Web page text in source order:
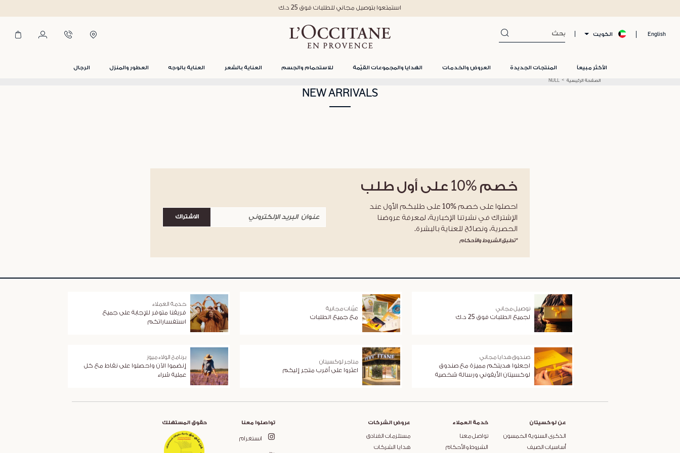
English الكويت
الأكثر مبيعاً المنتجات الجديدة العروض والخدمات الهدايا والمجموعات القيّمة للاستحمام والجسم العناية بالشعر العناية بالوجه العطور والمنزل الرجال
استمتعوا بتوصيل مجاني للطلبات فوق 25 د.ك
الصفحة الرئيسية NULL
NEW ARRIVALS
خصم %10 على أول طلب
احصلوا على خصم %10 على طلبكم الأول عند
الإشتراك في نشرتنا الإخبارية، لمعرفة عروضنا
الحصرية، ونصائح للعناية بالبشرة.
*تطبق الشروط والأحكام
الاشتراك
توصيل مجاني
لجميع الطلبات فوق 25 د.ك
عيّنات مجانية
مع جميع الطلبات
خدمة العملاء
فريقنا متوفر للإجابة على جميع
استفساراتكم
صندوق هدايا مجاني
اجعلوا هديتكم مميزة مع صندوق
لوكسيتان الأيقوني ورسالة شخصية
متاجر لوكسيتان
اعثروا على أقرب متجر إليكم
برنامج الولاء ميوز
إنضموا الآن واحصلوا على نقاط مع كل
عملية شراء
عن لوكسيتان
الذكرى السنوية الخمسون
أساسيات الصيف
خدمة العملاء
تواصل معنا
الشروط والأحكام
عروض الشركات
مستلزمات الفنادق
هدايا الشركات
تواصلوا معنا
انستغرام
حقوق المستهلك